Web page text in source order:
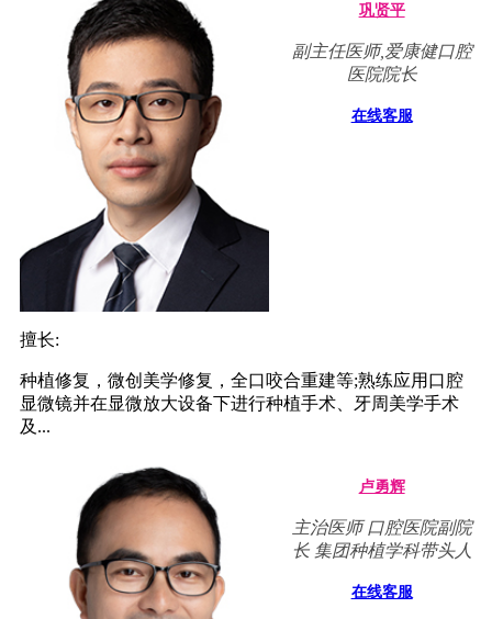
巩贤平
副主任医师,爱康健口腔
医院院长
在线客服
擅长:
种植修复，微创美学修复，全口咬合重建等;熟练应用口腔
显微镜并在显微放大设备下进行种植手术、牙周美学手术
及...
卢勇辉
主治医师 口腔医院副院
长 集团种植学科带头人
在线客服